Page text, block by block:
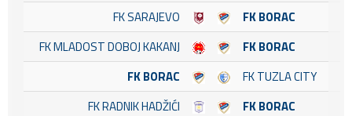
FK SARAJEVO
FK BORAC
FK MLADOST DOBOJ KAKANJ
FK BORAC
FK BORAC
FK TUZLA CITY
FK RADNIK HADŽIĆI
FK BORAC